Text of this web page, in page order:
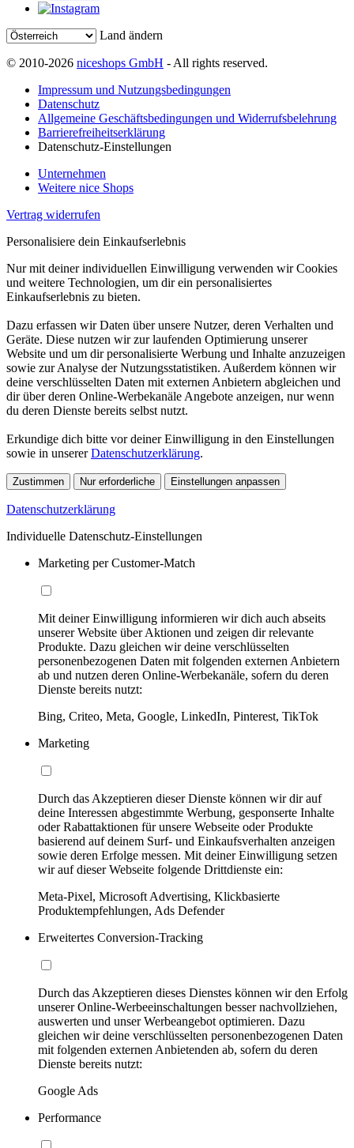
Land ändern
© 2010-2026 niceshops GmbH - All rights reserved.
Impressum und Nutzungsbedingungen
Datenschutz
Allgemeine Geschäftsbedingungen und Widerrufsbelehrung
Barrierefreiheitserklärung
Datenschutz-Einstellungen
Unternehmen
Weitere nice Shops
Vertrag widerrufen
Personalisiere dein Einkaufserlebnis
Nur mit deiner individuellen Einwilligung verwenden wir Cookies
und weitere Technologien, um dir ein personalisiertes
Einkaufserlebnis zu bieten.
Dazu erfassen wir Daten über unsere Nutzer, deren Verhalten und
Geräte. Diese nutzen wir zur laufenden Optimierung unserer
Website und um dir personalisierte Werbung und Inhalte anzuzeigen
sowie zur Analyse der Nutzungsstatistiken. Außerdem können wir
deine verschlüsselten Daten mit externen Anbietern abgleichen und
dir über deren Online-Werbekanäle Angebote anzeigen, nur wenn
du deren Dienste bereits selbst nutzt.
Erkundige dich bitte vor deiner Einwilligung in den Einstellungen
sowie in unsererDatenschutzerklärung.
Zustimmen Nur erforderliche Einstellungen anpassen
Datenschutzerklärung
Individuelle Datenschutz-Einstellungen
Marketing per Customer-Match
Mit deiner Einwilligung informieren wir dich auch abseits
unserer Website über Aktionen und zeigen dir relevante
Produkte. Dazu gleichen wir deine verschlüsselten
personenbezogenen Daten mit folgenden externen Anbietern
ab und nutzen deren Online-Werbekanäle, sofern du deren
Dienste bereits nutzt:
Bing, Criteo, Meta, Google, LinkedIn, Pinterest, TikTok
Marketing
Durch das Akzeptieren dieser Dienste können wir dir auf
deine Interessen abgestimmte Werbung, gesponserte Inhalte
oder Rabattaktionen für unsere Webseite oder Produkte
basierend auf deinem Surf- und Einkaufsverhalten anzeigen
sowie deren Erfolge messen. Mit deiner Einwilligung setzen
wir auf dieser Webseite folgende Drittdienste ein:
Meta-Pixel, Microsoft Advertising, Klickbasierte
Produktempfehlungen, Ads Defender
Erweitertes Conversion-Tracking
Durch das Akzeptieren dieses Dienstes können wir den Erfolg
unserer Online-Werbeeinschaltungen besser nachvollziehen,
auswerten und unser Werbeangebot optimieren. Dazu
gleichen wir deine verschlüsselten personenbezogenen Daten
mit folgenden externen Anbietenden ab, sofern du deren
Dienste bereits nutzt:
Google Ads
Performance